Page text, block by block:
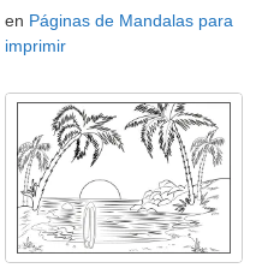
en Páginas de Mandalas para
imprimir